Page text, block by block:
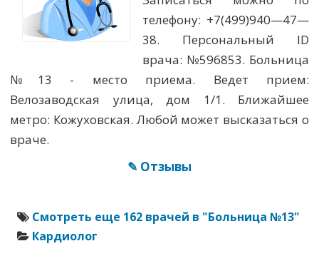
телефону: +7(499)940—47—
38. Персональный ID
врача: №596853. Больница
№13 - место приема. Ведет прием:
Велозаводская улица, дом 1/1. Ближайшее
метро: Кожуховская. Любой может высказаться о
враче.
✎ Отзывы
Смотреть еще 162 врачей в "Больница №13"
Кардиолог